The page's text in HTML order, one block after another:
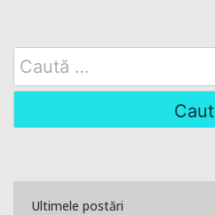
Search
for:
Ultimele postări